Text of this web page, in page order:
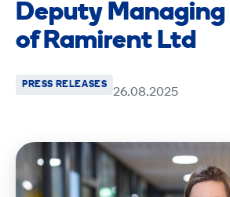
Deputy
of Ramirent Ltd
PRESS RELEASES
26.08.2025